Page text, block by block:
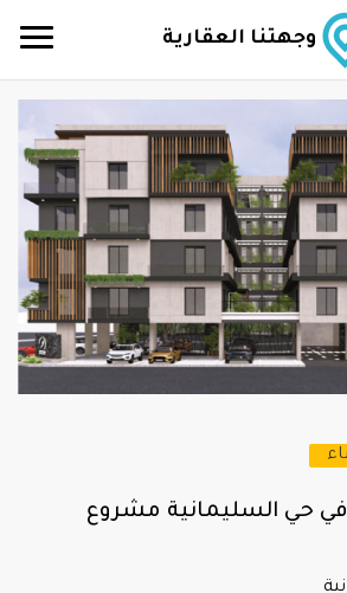
وجهتنا العقارية
في حي السليمانية مشروع